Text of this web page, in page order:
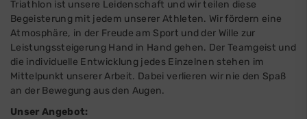
Triathlon ist unsere Leidenschaft und wir teilen diese
Begeisterung mit jedem unserer Athleten. Wir fördern eine
Atmosphäre, in der Freude am Sport und der Wille zur
Leistungssteigerung Hand in Hand gehen. Der Teamgeist und
die individuelle Entwicklung jedes Einzelnen stehen im
Mittelpunkt unserer Arbeit. Dabei verlieren wir nie den Spaß
an der Bewegung aus den Augen.
Unser Angebot: